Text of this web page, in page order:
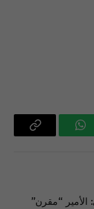
واتساب Copy
“مقرن”